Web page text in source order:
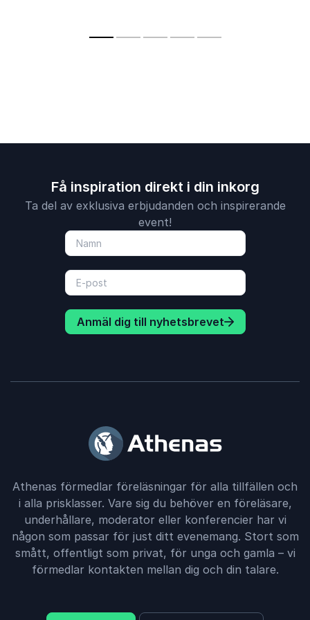
Få inspiration direkt i din inkorg
Ta del av exklusiva erbjudanden och inspirerande
event!
Anmäl dig till nyhetsbrevet
Athenas förmedlar föreläsningar för alla tillfällen och
i alla prisklasser. Vare sig du behöver en föreläsare,
underhållare, moderator eller konferencier har vi
någon som passar för just ditt evenemang. Stort som
smått, offentligt som privat, för unga och gamla – vi
förmedlar kontakten mellan dig och din talare.